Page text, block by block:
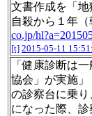
文書作成を「
自殺から１年（
co.jp/
[t] 2015-05-11
「健康診断は
協会」が実施
の診察台に乗
になった際、